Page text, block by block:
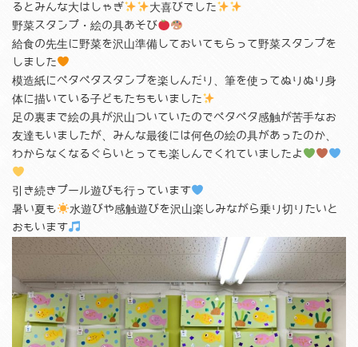
るとみんな大はしゃぎ
大喜びでした
野菜スタンプ・絵の具あそび
給食の先生に野菜を沢山準備しておいてもらって野菜スタンプを
しました
模造紙にペタペタスタンプを楽しんだり、筆を使ってぬりぬり身
体に描いている子どもたちもいました
足の裏まで絵の具が沢山ついていたのでペタペタ感触が苦手なお
友達もいましたが、みんな最後には何色の絵の具があったのか、
わからなくなるぐらいとっても楽しんでくれていましたよ
引き続きプール遊びも行っています
暑い夏も
水遊びや感触遊びを沢山楽しみながら乗り切りたいと
おもいます